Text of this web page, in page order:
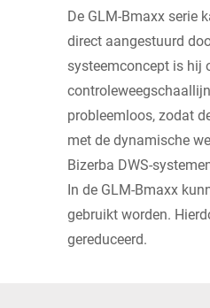
De GLM-Bmaxx serie
direct aangestuurd
systeemconcept is hij
probleemloos, zodat
met de dynamische
Bizerba DWS-
In de GLM-Bmaxx
gebruikt worden.
gereduceerd.